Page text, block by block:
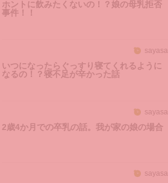
ホントに飲みたくないの！？娘の母乳拒否
事件！！
sayasa
いつになったらぐっすり寝てくれるように
なるの！？寝不足が辛かった話
sayasa
2歳4か月での卒乳の話。我が家の娘の場合
sayasa